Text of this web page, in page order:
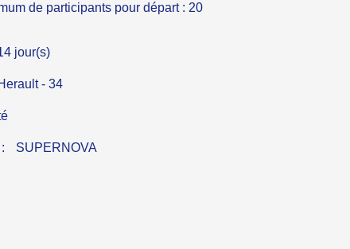
de participants pour départ : 20
jour(s)
- 34
SUPERNOVA